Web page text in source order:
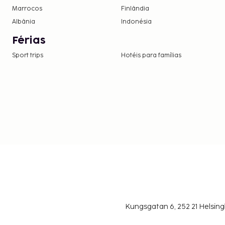
Marrocos
Finlândia
Albânia
Indonésia
Férias
Sport trips Hotéis para famílias
Kungsgatan 6, 252 21